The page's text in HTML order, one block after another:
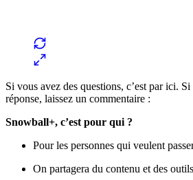
Si vous avez des questions, c’est par ici.
réponse, laissez un commentaire :
Snowball+, c’est pour qui ?
Pour les personnes qui veulent
On partagera du contenu et des